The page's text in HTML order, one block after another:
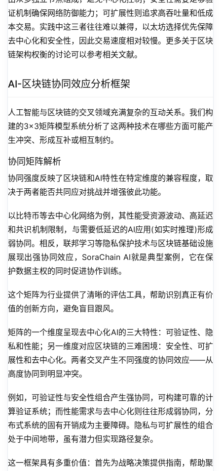
证机制确保网络防御能力；可扩展性则追求高吞吐量和低成
本交易。实践中这三者往往难以兼得，以太坊选择优先保障
去中心化和安全性，因此交易速度相对较慢。更多关于区块
链架构权衡的讨论可以参考相关文献。
AI-区块链协同效应分析框架
人工智能与区块链的交叉领域充满复杂的互动关系。我们构
建的3×3矩阵模型系统分析了这两种技术在哪些方面可能产
生冲突、形成互补或相互制约。
协同矩阵解析
协同强度反映了区块链和AI特性在特定维度的兼容程度，取
决于两者能否共同应对挑战并增强彼此功能。
以比特币等去中心化网络为例，其性能受资源波动、高延迟
和共识机制限制，与需要低延迟的AI应用(如实时推理)形成
弱协同。相反，联邦学习等隐私保护技术与区块链基础设施
展现出强协同效应，SoraChain AI就是典型案例，它在保
护数据主权的同时促进协作训练。
这个矩阵为行业提供了清晰的评估工具，帮助识别真正有价
值的创新方向，避免盲目跟风。
矩阵的一个维度呈现去中心化AI的三大特性：可验证性、隐
私和性能；另一维度对应区块链的三难困境：安全性、可扩
展性和去中心化。两者交叉产生不同强度的协同效应——从
高度协同到明显冲突。
例如，可验证性与安全性组合产生强协同，可构建可靠的计
算验证系统；而性能需求与去中心化则往往形成弱协同，分
布式系统的固有开销成为主要障碍。隐私与可扩展性的组合
处于中间地带，虽有潜力但实现路径复杂。
这一框架具有多重价值：首先为战略决策提供指南，帮助聚